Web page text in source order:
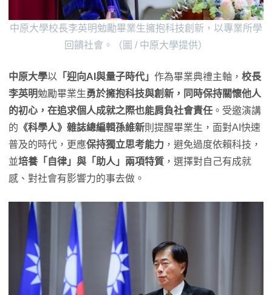
中原大學校長李英明勉勵畢業生擁抱科技創新，以專業所學
回饋社會。（圖 / 中原大學提供）
中原大學以 「迎向AI與量子時代」 作為畢業典禮主軸， 校長
李英明勉勵畢業生勇於擁抱科技與創新，同時保持關懷他人
的初心，在追求個人成就之際也能肩負社會責任 。受邀演講
的 《科學人》雜誌總編輯孫維新則提醒畢業生，面對AI快速
普及的時代，更應保持獨立思考能力 ，避免過度依賴科技，
並培養「自律」與「助人」兩項特質 ，選擇對自己有成就
感、對社會有影響力的事去做。